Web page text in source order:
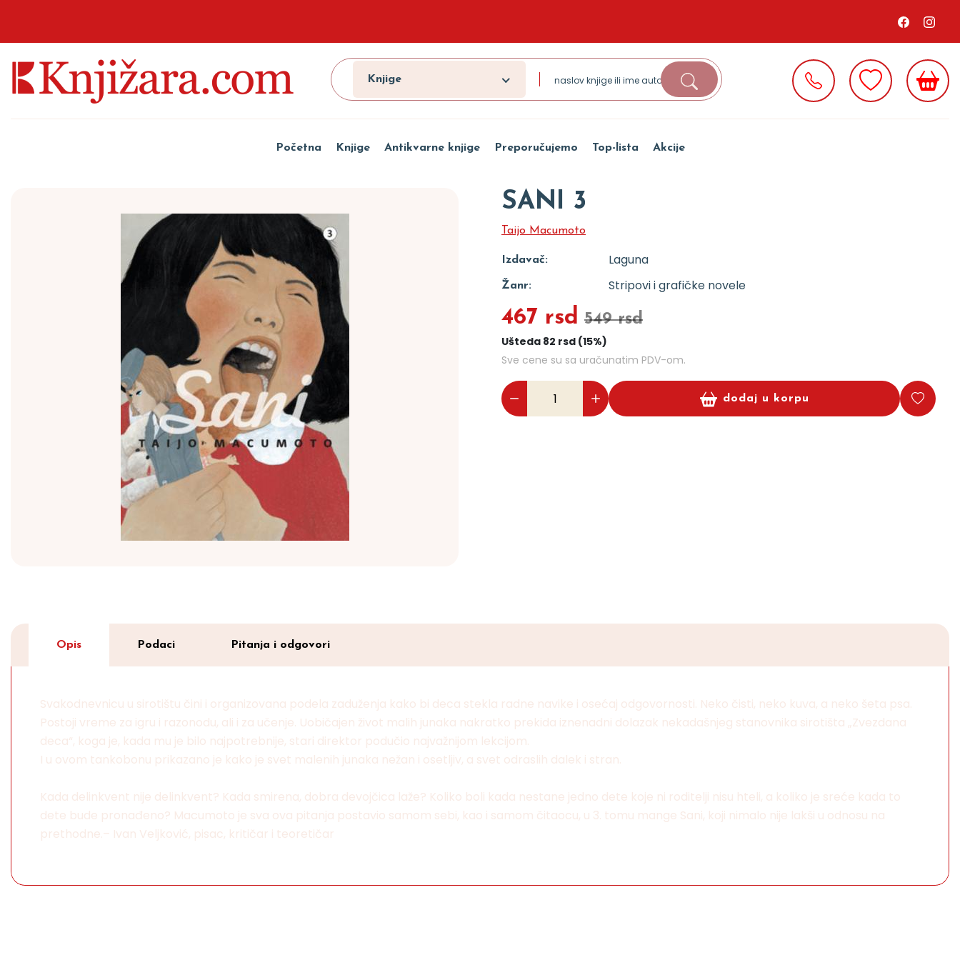
Knjige
Početna Knjige Antikvarne knjige Preporučujemo Top-lista Akcije
SANI 3
Taijo Macumoto
Izdavač: Laguna
Žanr: Stripovi i grafičke novele
467 rsd 549 rsd
Ušteda 82 rsd (15%)
Sve cene su sa uračunatim PDV-om.
dodaj u korpu
Opis Podaci Pitanja i odgovori
Svakodnevnicu u sirotištu čini i organizovana podela zaduženja kako bi deca stekla radne navike i osećaj odgovornosti. Neko čisti, neko kuva, a neko šeta psa.
Postoji vreme za igru i razonodu, ali i za učenje. Uobičajen život malih junaka nakratko prekida iznenadni dolazak nekadašnjeg stanovnika sirotišta „Zvezdana
deca“, koga je, kada mu je bilo najpotrebnije, stari direktor podučio najvažnijom lekcijom.
I u ovom tankobonu prikazano je kako je svet malenih junaka nežan i osetljiv, a svet odraslih dalek i stran.
Kada delinkvent nije delinkvent? Kada smirena, dobra devojčica laže? Koliko boli kada nestane jedno dete koje ni roditelji nisu hteli, a koliko je sreće kada to
dete bude pronađeno? Macumoto je sva ova pitanja postavio samom sebi, kao i samom čitaocu, u 3. tomu mange Sani, koji nimalo nije lakši u odnosu na
prethodne.– Ivan Veljković, pisac, kritičar i teoretičar